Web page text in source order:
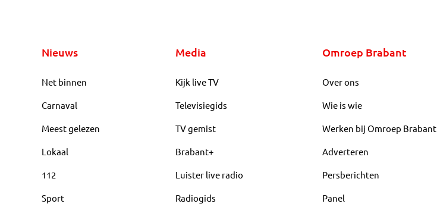
Nieuws
Net binnen
Carnaval
Meest gelezen
Lokaal
112
Sport
Media
Kijk live TV
Televisiegids
TV gemist
Brabant+
Luister live radio
Radiogids
Omroep Brabant
Over ons
Wie is wie
Werken bij Omroep Brabant
Adverteren
Persberichten
Panel